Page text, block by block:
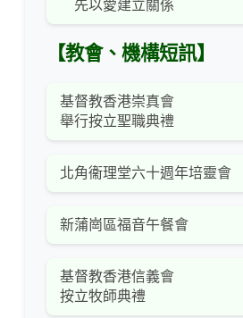
先以愛建立關係
【教會、機構短訊】
基督教香港崇真會
舉行按立聖職典禮
北角衞理堂六十週年培靈會
新蒲崗區福音午餐會
基督教香港信義會
按立牧師典禮